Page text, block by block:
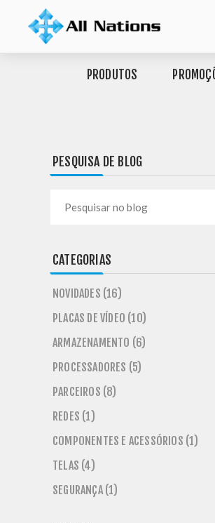
PRODUTOS
PESQUISA DE BLOG
CATEGORIAS
NOVIDADES (16)
PLACAS DE VÍDEO (10)
ARMAZENAMENTO (6)
PROCESSADORES (5)
PARCEIROS (8)
REDES (1)
COMPONENTES E ACESSÓRIOS (1)
TELAS (4)
SEGURANÇA (1)